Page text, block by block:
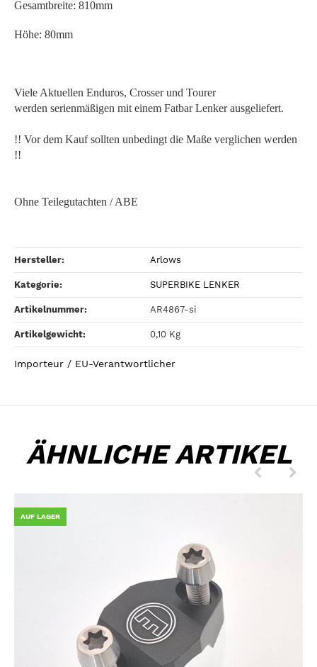
Gesamtbreite: 810mm
Höhe: 80mm
Viele Aktuellen Enduros, Crosser und Tourer
werden serienmäßigen mit einem Fatbar Lenker ausgeliefert.
!! Vor dem Kauf sollten unbedingt die Maße verglichen werden
!!
Ohne Teilegutachten / ABE
Hersteller: Arlows
Kategorie: SUPERBIKE LENKER
Artikelnummer: AR4867-si
Artikelgewicht‍: 0,10 Kg
Importeur / EU-Verantwortlicher
ÄHNLICHE ARTIKEL
AUF LAGER